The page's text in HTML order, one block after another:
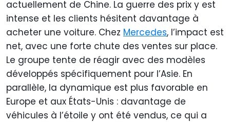
actuellement de Chine. La guerre des prix y est
intense et les clients hésitent davantage à
acheter une voiture. Chez Mercedes, l’impact est
net, avec une forte chute des ventes sur place.
Le groupe tente de réagir avec des modèles
développés spécifiquement pour l’Asie. En
parallèle, la dynamique est plus favorable en
Europe et aux États-Unis : davantage de
véhicules à l’étoile y ont été vendus, ce qui a